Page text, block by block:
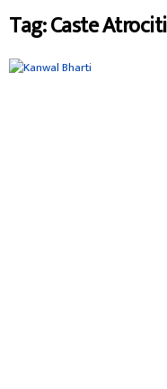
Tag: Caste